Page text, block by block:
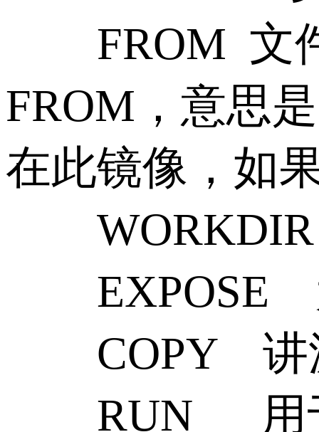
FROM 文件
FROM，意思
在此镜像，如
WORKDIR
EXPOSE
COPY 讲源
RUN 用于